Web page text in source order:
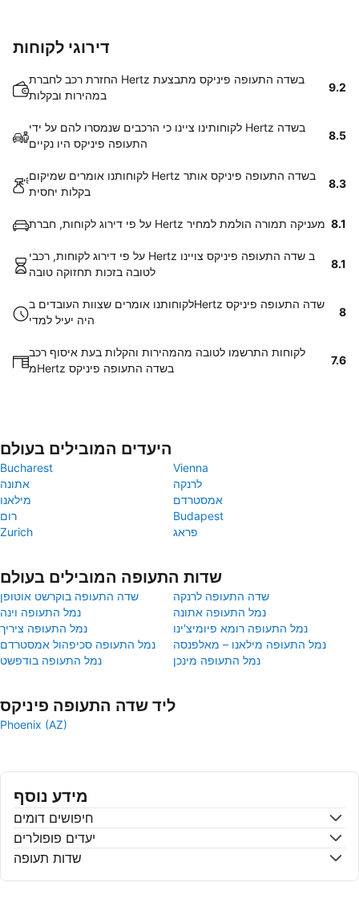
דירוגי לקוחות
החזרת רכב לחברת Hertz בשדה התעופה פיניקס מתבצעת
במהירות ובקלות
9.2
לקוחותינו ציינו כי הרכבים שנמסרו להם על ידי Hertz בשדה
התעופה פיניקס היו נקיים
8.5
לקוחותנו אומרים שמיקום Hertz בשדה התעופה פיניקס אותר
בקלות יחסית
8.3
על פי דירוג לקוחות, חברת Hertz מעניקה תמורה הולמת למחיר 8.1
על פי דירוג לקוחות, רכבי Hertz ב שדה התעופה פיניקס צויינו
לטובה בזכות תחזוקה טובה
8.1
לקוחותנו אומרים שצוות העובדים בHertz שדה התעופה פיניקס
היה יעיל למדי
8
לקוחות התרשמו לטובה מהמהירות והקלות בעת איסוף רכב
מHertz בשדה התעופה פיניקס
7.6
היעדים המובילים בעולם
Bucharest
Vienna
אתונה
לרנקה
מילאנו
אמסטרדם
רום
Budapest
Zurich
פראג
שדות התעופה המובילים בעולם
שדה התעופה בוקרשט אוטופן
שדה התעופה לרנקה
נמל התעופה וינה
נמל התעופה אתונה
נמל התעופה ציריך
נמל התעופה רומא פיומיצ'ינו
נמל התעופה סכיפהול אמסטרדם
נמל התעופה מילאנו – מאלפנסה
נמל התעופה בודפשט
נמל התעופה מינכן
ליד שדה התעופה פיניקס
Phoenix (AZ)
מידע נוסף
חיפושים דומים
יעדים פופולרים
שדות תעופה